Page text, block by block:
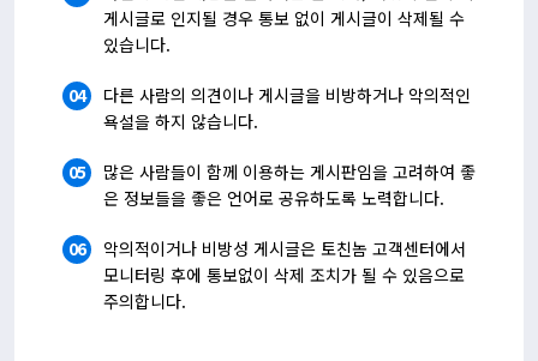
게시글로 인지될 경우 통보 없이 게시글이 삭제될 수
있습니다.
04
다른 사람의 의견이나 게시글을 비방하거나 악의적인
욕설을 하지 않습니다.
05
많은 사람들이 함께 이용하는 게시판임을 고려하여 좋
은 정보들을 좋은 언어로 공유하도록 노력합니다.
06
악의적이거나 비방성 게시글은 토친놈 고객센터에서
모니터링 후에 통보없이 삭제 조치가 될 수 있음으로
주의합니다.